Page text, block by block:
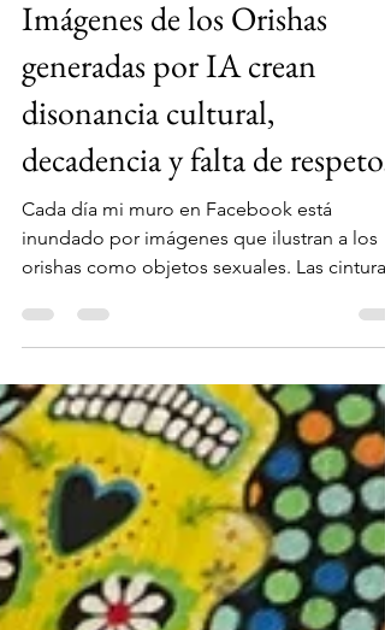
Los Orishas
Imágenes de los Orishas
generadas por IA crean
disonancia cultural,
decadencia y falta de respeto.
Cada día mi muro en Facebook está
inundado por imágenes que ilustran a los
orishas como objetos sexuales. Las cinturas
consumo de proteína a granel, los labios
hinchados y pintorreados de colores, y las
uñas largas de gatas garduñas.